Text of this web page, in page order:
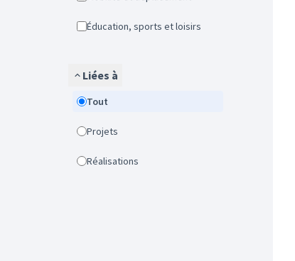
Éducation, sports et loisirs
Liées à
Tout
Projets
Réalisations